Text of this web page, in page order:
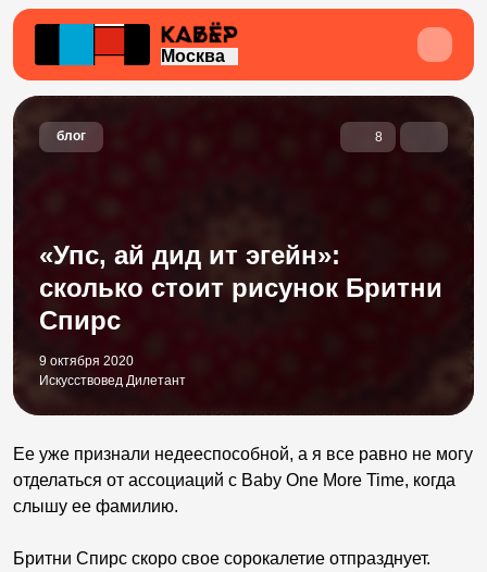
Москва
блог 8
«Упс, ай дид ит эгейн»:
сколько стоит рисунок Бритни
Спирс
9 октября 2020
Искусствовед Дилетант
Ее уже признали недееспособной, а я все равно не могу
отделаться от ассоциаций с Baby One More Time, когда
слышу ее фамилию.
Бритни Спирс скоро свое сорокалетие отпразднует.